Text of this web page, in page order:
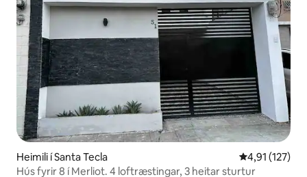
Heimili í Santa Tecla 4,91 af 5 í
4,91 (127)
Hús fyrir 8 í Merliot. 4 loftræstingar, 3 heitar sturtur